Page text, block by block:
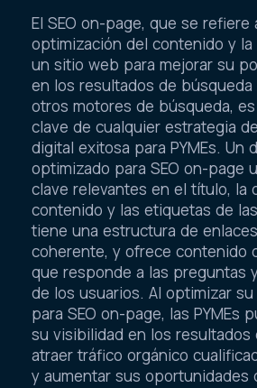
El SEO on-page, que se refiere
optimización del contenido y
un sitio web para mejorar su
en los resultados de
otros motores de búsqueda,
clave de cualquier estrategia
digital exitosa para PYMEs. Un
optimizado para SEO on-page
clave relevantes en el título, la
contenido y las etiquetas de
tiene una estructura de
coherente, y ofrece contenido
que responde a las preguntas
de los usuarios. Al optimizar
para SEO on-page, las PYMEs
su visibilidad en los resultados
atraer tráfico orgánico
y aumentar sus oportunidades